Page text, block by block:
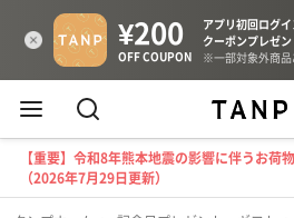
【重要】令和8年熊本地震の影響に伴うお荷
（2026年7月29日更新）